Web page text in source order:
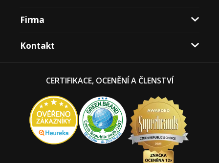
Firma
Kontakt
CERTIFIKACE, OCENĚNÍ A ČLENSTVÍ